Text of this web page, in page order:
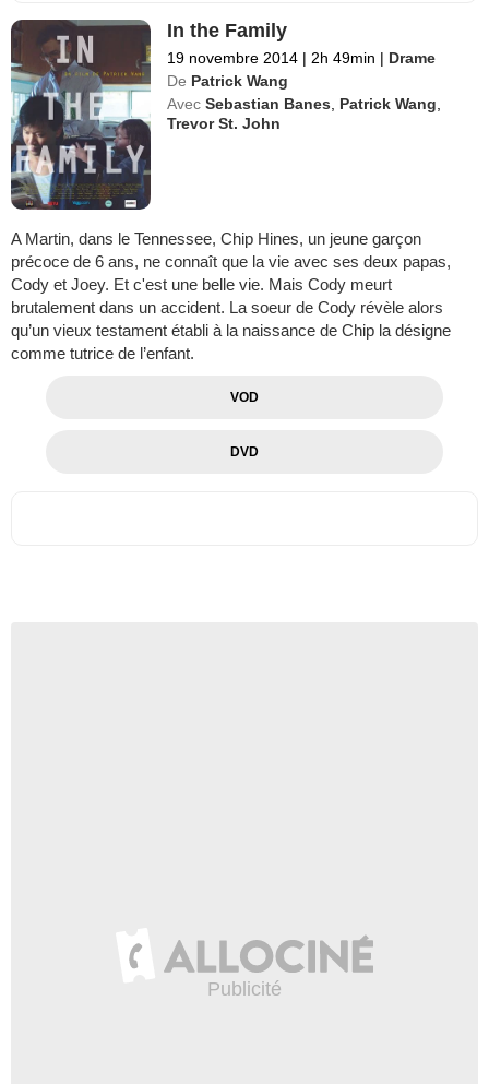
In the Family
19 novembre 2014 | 2h 49min | Drame
De Patrick Wang
Avec Sebastian Banes Patrick Wang
Trevor St. John
A Martin, dans le Tennessee, Chip Hines, un jeune garçon
précoce de 6 ans, ne connaît que la vie avec ses deux papas,
Cody et Joey. Et c'est une belle vie. Mais Cody meurt
brutalement dans un accident. La soeur de Cody révèle alors
qu’un vieux testament établi à la naissance de Chip la désigne
comme tutrice de l’enfant.
VOD
DVD